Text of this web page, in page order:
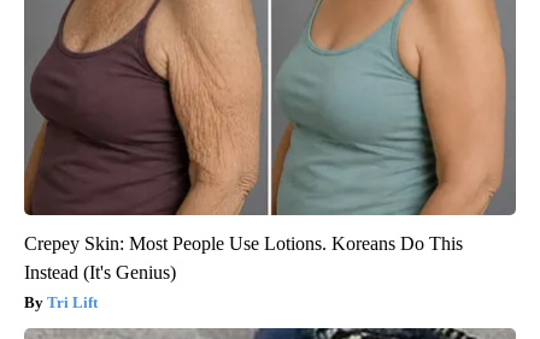
Crepey Skin: Most People Use Lotions. Koreans Do This
Instead (It's Genius)
Tri Lift